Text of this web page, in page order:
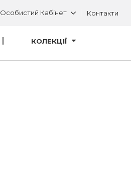
Особистий Кабінет Контакти
КОЛЕКЦІЇ